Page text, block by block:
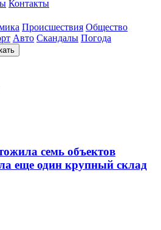
Контакты
Происшествия Общество
Авто Скандалы Погода
семь объектов
еще один крупный склад